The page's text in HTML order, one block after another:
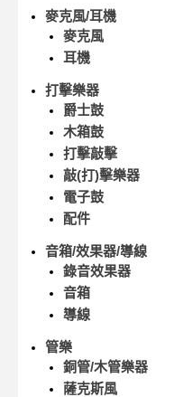
麥克風/耳機
麥克風
耳機
打擊樂器
爵士鼓
木箱鼓
打擊敲擊
敲(打)擊樂器
電子鼓
配件
音箱/效果器/導線
錄音效果器
音箱
導線
管樂
銅管/木管樂器
薩克斯風